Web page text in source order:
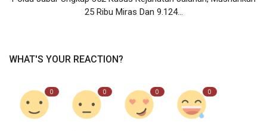
25 Ribu Miras Dan 9.124...
WHAT'S YOUR REACTION?
0 0 0 0